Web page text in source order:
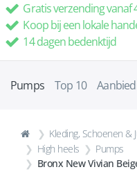
Gratis verzending vanaf
Koop bij een lokale
14 dagen bedenktijd
Pumps Top 10
Kleding, Schoenen &
High heels
Pumps
Bronx New Vivian